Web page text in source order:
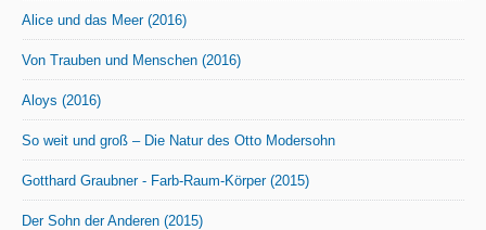
Alice und das Meer (2016)
Von Trauben und Menschen (2016)
Aloys (2016)
So weit und groß – Die Natur des Otto Modersohn
Gotthard Graubner - Farb-Raum-Körper (2015)
Der Sohn der Anderen (2015)